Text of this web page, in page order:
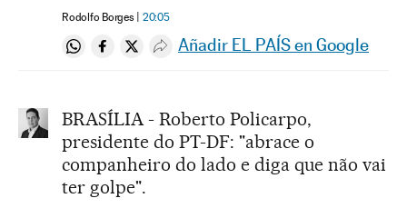
Rodolfo Borges 20:05
Compartir en Whatsapp
Compartir en Facebook
Compartir en Twitter
Desplegar Redes Sociales
Añadir EL PAÍS en Google
BRASÍLIA - Roberto Policarpo,
presidente do PT-DF: "abrace o
companheiro do lado e diga que não vai
ter golpe".